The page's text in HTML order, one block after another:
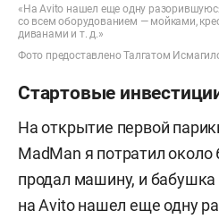
«На Avito нашел еще одну
со всем оборудованием — мойками,
диванами и т. д.»
Фото предоставлено Талгатом
Стартовые
На открытие первой
MadMan я потратил
продал машину, и
на Avito нашел еще одну